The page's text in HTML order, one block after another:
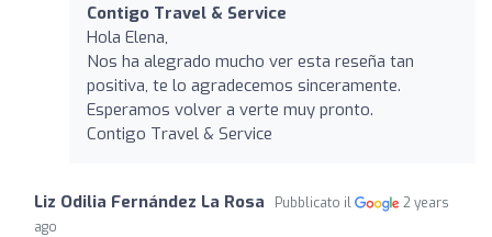
Contigo Travel & Service
Hola Elena,
Nos ha alegrado mucho ver esta reseña tan
positiva, te lo agradecemos sinceramente.
Esperamos volver a verte muy pronto.
Contigo Travel & Service
Liz Odilia Fernández La Rosa Pubblicato il
2 years
ago